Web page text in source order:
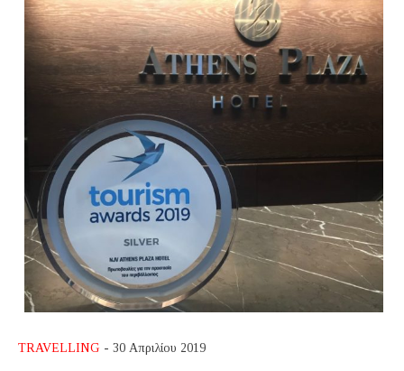
TRAVELLING - 30 Απριλίου 2019